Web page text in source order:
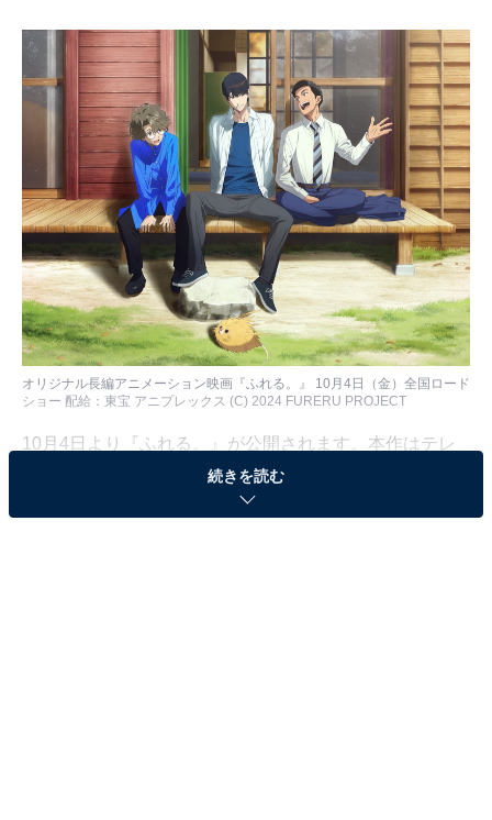
オリジナル長編アニメーション映画『ふれる。』 10月4日（金）全国ロード
ショー 配給：東宝 アニプレックス (C) 2024 FURERU PROJECT
10月4日より『ふれる。』が公開されます。本作はテレ
ビアニメ『あの日見た花の名前を僕達はまだ知らな
い。』（フジテレビほか、以下『あの花』）の監督であ
続きを読む